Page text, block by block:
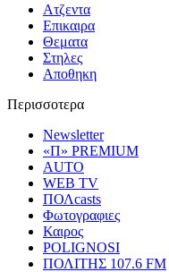
Ατζεντα
Επικαιρα
Θεματα
Στηλες
Αποθηκη
Περισσοτερα
Newsletter
«Π» PREMIUM
AUTO
WEB TV
ΠΟΛcasts
Φωτογραφιες
Καιρος
POLIGNOSI
ΠΟΛΙΤΗΣ 107.6 FM